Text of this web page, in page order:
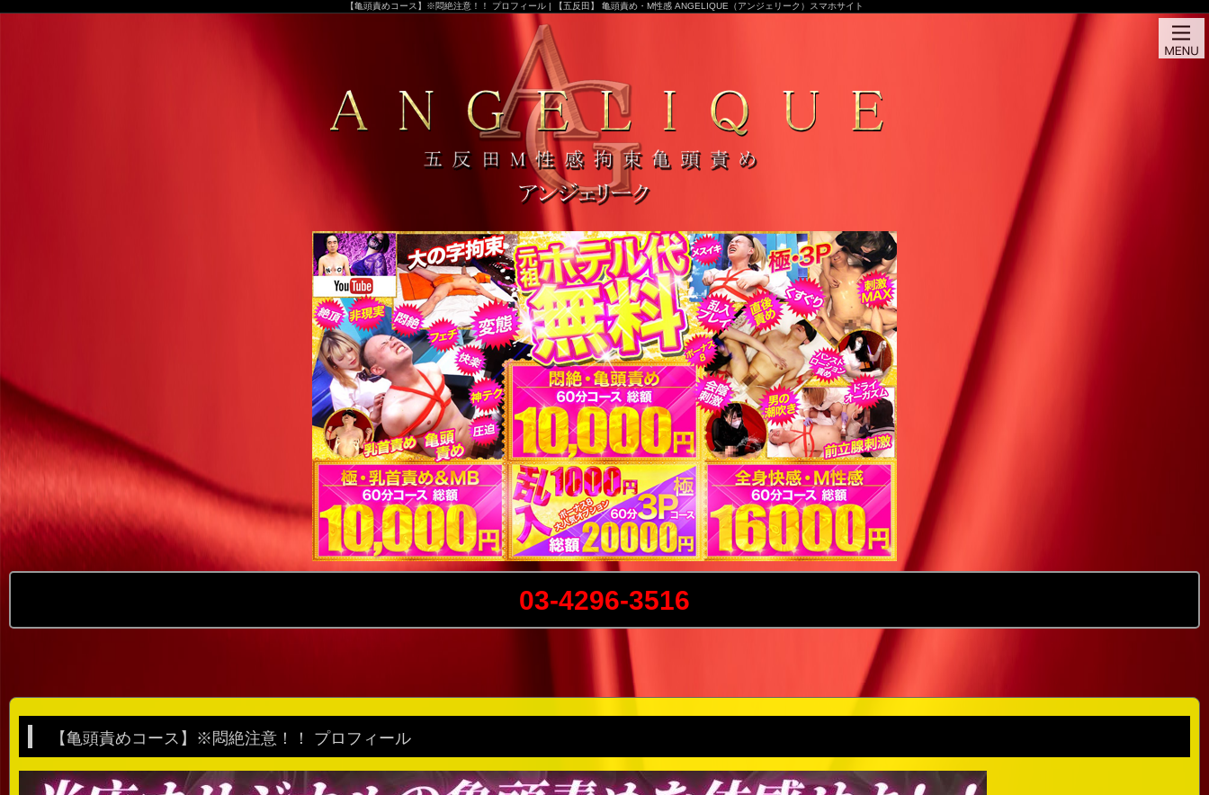
【亀頭責めコース】※悶絶注意！！ プロフィール | 【五反田】 亀頭責め・M性感 ANGELIQUE（アンジェリーク）スマホサイト
03-4296-3516
【亀頭責めコース】※悶絶注意！！ プロフィール